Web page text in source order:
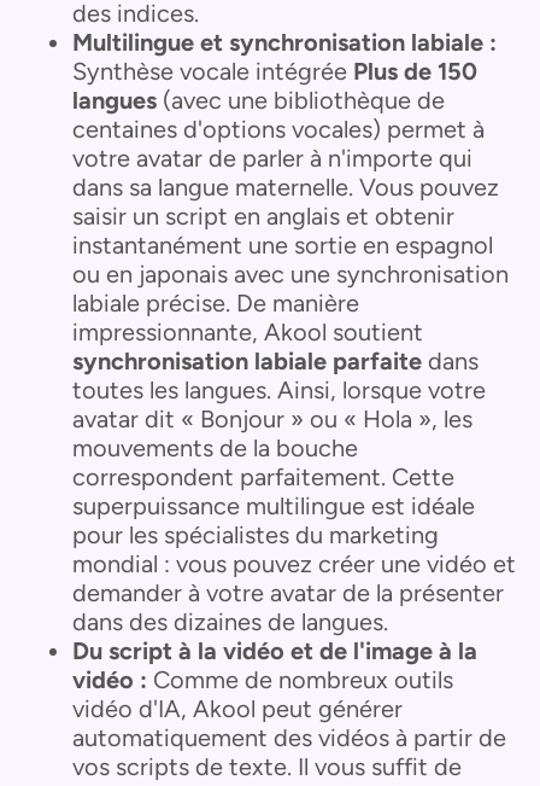
des indices.
Multilingue et synchronisation labiale :
Synthèse vocale intégrée Plus de 150
langues (avec une bibliothèque de
centaines d'options vocales) permet à
votre avatar de parler à n'importe qui
dans sa langue maternelle. Vous pouvez
saisir un script en anglais et obtenir
instantanément une sortie en espagnol
ou en japonais avec une synchronisation
labiale précise. De manière
impressionnante, Akool soutient
synchronisation labiale parfaite dans
toutes les langues. Ainsi, lorsque votre
avatar dit « Bonjour » ou « Hola », les
mouvements de la bouche
correspondent parfaitement. Cette
superpuissance multilingue est idéale
pour les spécialistes du marketing
mondial : vous pouvez créer une vidéo et
demander à votre avatar de la présenter
dans des dizaines de langues.
Du script à la vidéo et de l'image à la
vidéo : Comme de nombreux outils
vidéo d'IA, Akool peut générer
automatiquement des vidéos à partir de
vos scripts de texte. Il vous suffit de